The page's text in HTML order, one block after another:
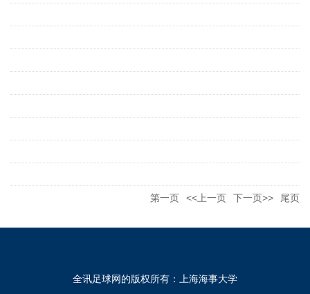
第一页 <<上一页 下一页>> 尾页
全讯足球网的版权所有：上海海事大学